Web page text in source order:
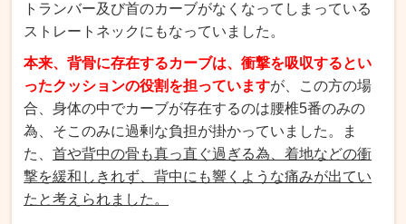
トランバー及び首のカーブがなくなってしまっている
ストレートネックにもなっていました。
本来、背骨に存在するカーブは、衝撃を吸収するとい
ったクッションの役割を担っていますが、この方の場
合、身体の中でカーブが存在するのは腰椎5番のみの
為、そこのみに過剰な負担が掛かっていました。ま
た、首や背中の骨も真っ直ぐ過ぎる為、着地などの衝
撃を緩和しきれず、背中にも響くような痛みが出てい
たと考えられました。